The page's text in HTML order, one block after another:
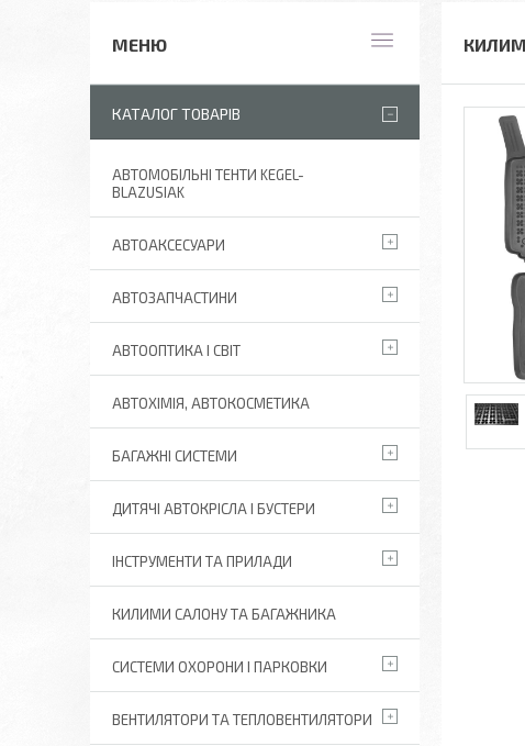
КАТАЛОГ ТОВАРІВ
АВТОМОБІЛЬНІ ТЕНТИ KEGEL-
BLAZUSIAK
АВТОАКСЕСУАРИ
АВТОЗАПЧАСТИНИ
АВТООПТИКА І СВІТ
АВТОХІМІЯ, АВТОКОСМЕТИКА
БАГАЖНІ СИСТЕМИ
ДИТЯЧІ АВТОКРІСЛА І БУСТЕРИ
ІНСТРУМЕНТИ ТА ПРИЛАДИ
КИЛИМИ САЛОНУ ТА БАГАЖНИКА
СИСТЕМИ ОХОРОНИ І ПАРКОВКИ
ВЕНТИЛЯТОРИ ТА ТЕПЛОВЕНТИЛЯТОРИ